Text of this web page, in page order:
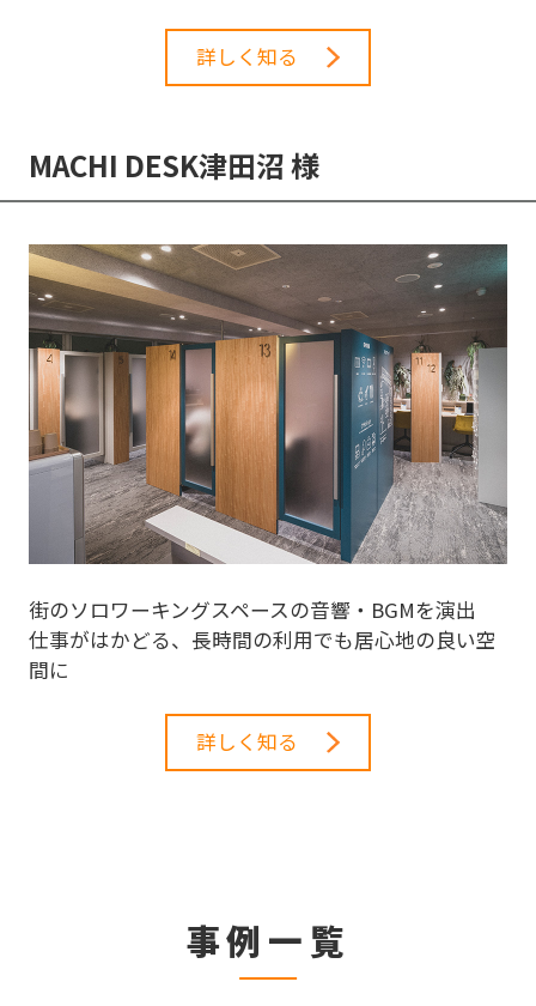
詳しく知る
MACHI DESK津田沼 様
街のソロワーキングスペースの音響・BGMを演出
仕事がはかどる、長時間の利用でも居心地の良い空
間に
詳しく知る
事例一覧